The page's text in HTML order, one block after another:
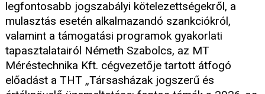
legfontosabb jogszabályi kötelezettségekről, a
mulasztás esetén alkalmazandó szankciókról,
valamint a támogatási programok gyakorlati
tapasztalatairól Németh Szabolcs, az MT
Méréstechnika Kft. cégvezetője tartott átfogó
előadást a THT „Társasházak jogszerű és